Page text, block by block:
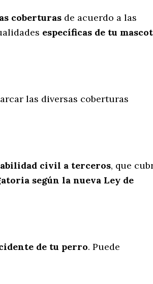
coberturas de acuerdo a las
específicas de tu
las diversas coberturas
civil a terceros, que
según la nueva Ley de
de tu perro. Puede